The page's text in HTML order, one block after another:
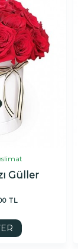
Güller
TL